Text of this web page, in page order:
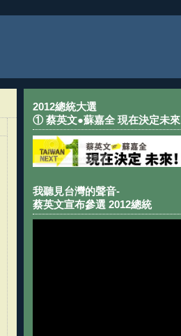
2012總統大選
① 蔡英文●蘇嘉全 現在決定未來
我聽見台灣的聲音-
蔡英文宣布參選 2012總統